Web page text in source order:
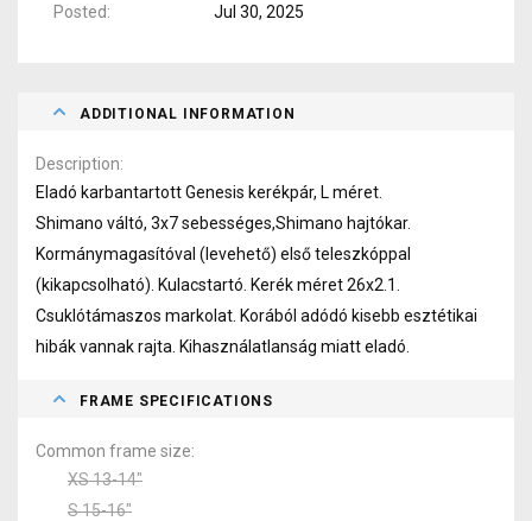
Posted
Jul 30, 2025
ADDITIONAL INFORMATION
Description
Eladó karbantartott Genesis kerékpár, L méret.
Shimano váltó, 3x7 sebességes,Shimano hajtókar.
Kormánymagasítóval (levehető) első teleszkóppal
(kikapcsolható). Kulacstartó. Kerék méret 26x2.1.
Csuklótámaszos markolat. Korából adódó kisebb esztétikai
hibák vannak rajta. Kihasználatlanság miatt eladó.
FRAME SPECIFICATIONS
Common frame size
XS 13-14"
S 15-16"